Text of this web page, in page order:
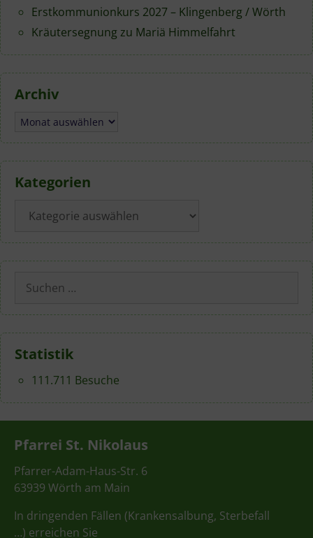
Erstkommunionkurs 2027 – Klingenberg / Wörth
Kräutersegnung zu Mariä Himmelfahrt
Archiv
Archiv
Kategorien
Suchen
nach:
Statistik
111.711 Besuche
Pfarrei St. Nikolaus
Pfarrer-Adam-Haus-Str. 6
63939 Wörth am Main
In dringenden Fällen (Krankensalbung, Sterbefall
…) erreichen Sie